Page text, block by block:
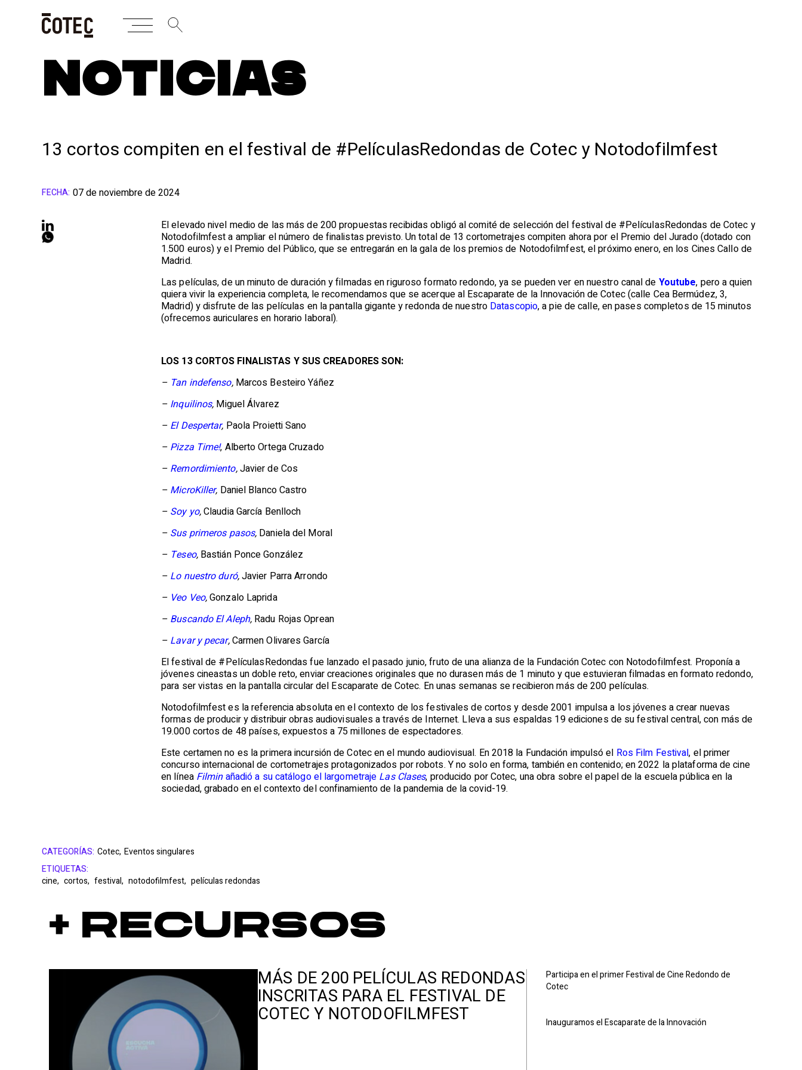
NOTICIAS
13 cortos compiten en el festival de #PelículasRedondas de Cotec y Notodofilmfest
FECHA: 07 de noviembre de 2024
El elevado nivel medio de las más de 200 propuestas recibidas obligó al comité de selección del festival de #PelículasRedondas de Cotec y
Notodofilmfest a ampliar el número de finalistas previsto. Un total de 13 cortometrajes compiten ahora por el Premio del Jurado (dotado con
1.500 euros) y el Premio del Público, que se entregarán en la gala de los premios de Notodofilmfest, el próximo enero, en los Cines Callo de
Madrid.
Las películas, de un minuto de duración y filmadas en riguroso formato redondo, ya se pueden ver en nuestro canal de Youtube, pero a quien
quiera vivir la experiencia completa, le recomendamos que se acerque al Escaparate de la Innovación de Cotec (calle Cea Bermúdez, 3,
Madrid) y disfrute de las películas en la pantalla gigante y redonda de nuestro Datascopio, a pie de calle, en pases completos de 15 minutos
(ofrecemos auriculares en horario laboral).
LOS 13 CORTOS FINALISTAS Y SUS CREADORES SON:
– Tan indefenso,Marcos Besteiro Yáñez
– Inquilinos, Miguel Álvarez
– El Despertar, Paola Proietti Sano
– Pizza Time!, Alberto Ortega Cruzado
– Remordimiento,Javier de Cos
– MicroKiller, Daniel Blanco Castro
– Soy yo,Claudia García Benlloch
– Sus primeros pasos, Daniela del Moral
– Teseo, Bastián Ponce González
– Lo nuestro duró,Javier Parra Arrondo
– Veo Veo,Gonzalo Laprida
– Buscando El Aleph, Radu Rojas Oprean
– Lavar y pecar,Carmen Olivares García
El festival de #PelículasRedondas fue lanzado el pasado junio, fruto de una alianza de la Fundación Cotec con Notodofilmfest. Proponía a
jóvenes cineastas un doble reto, enviar creaciones originales que no durasen más de 1 minuto y que estuvieran filmadas en formato redondo,
para ser vistas en la pantalla circular del Escaparate de Cotec. En unas semanas se recibieron más de 200 películas.
Notodofilmfest es la referencia absoluta en el contexto de los festivales de cortos y desde 2001 impulsa a los jóvenes a crear nuevas
formas de producir y distribuir obras audiovisuales a través de Internet. Lleva a sus espaldas 19 ediciones de su festival central, con más de
19.000 cortos de 48 países, expuestos a 75 millones de espectadores.
Este certamen no es la primera incursión de Cotec en el mundo audiovisual. En 2018 la Fundación impulsó el Ros Film Festival, el primer
concurso internacional de cortometrajes protagonizados por robots. Y no solo en forma, también en contenido; en 2022 la plataforma de cine
en línea Filminañadió a su catálogo el largometraje Las Clases, producido por Cotec, una obra sobre el papel de la escuela pública en la
sociedad, grabado en el contexto del confinamiento de la pandemia de la covid-19.
CATEGORÍAS: Cotec, Eventos singulares
ETIQUETAS:
cine, cortos, festival, notodofilmfest, películas redondas
+ Recursos
MÁS DE 200 PELÍCULAS REDONDAS
INSCRITAS PARA EL FESTIVAL DE
COTEC Y NOTODOFILMFEST
Participa en el primer Festival de Cine Redondo de
Cotec
Inauguramos el Escaparate de la Innovación